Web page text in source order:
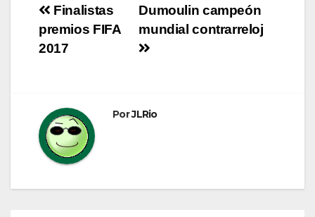
Navegación
de
Dumoulin campeón
mundial contrarreloj
Finalistas
premios FIFA
2017
PorJLRio